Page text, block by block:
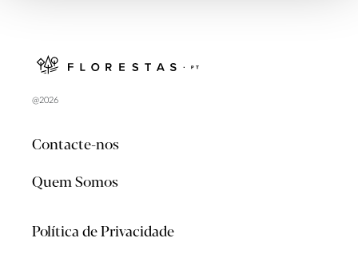
@2026
Contacte-nos
Quem Somos
Política de Privacidade